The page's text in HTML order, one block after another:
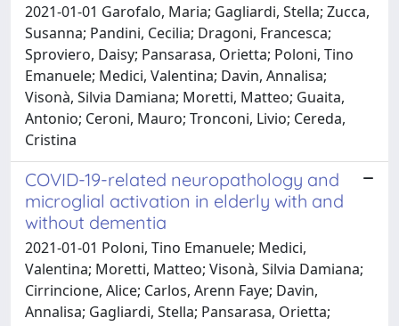
2021-01-01 Garofalo, Maria; Gagliardi, Stella; Zucca,
Susanna; Pandini, Cecilia; Dragoni, Francesca;
Sproviero, Daisy; Pansarasa, Orietta; Poloni, Tino
Emanuele; Medici, Valentina; Davin, Annalisa;
Visonà, Silvia Damiana; Moretti, Matteo; Guaita,
Antonio; Ceroni, Mauro; Tronconi, Livio; Cereda,
Cristina
COVID-19-related neuropathology and
microglial activation in elderly with and
without dementia
2021-01-01 Poloni, Tino Emanuele; Medici,
Valentina; Moretti, Matteo; Visonà, Silvia Damiana;
Cirrincione, Alice; Carlos, Arenn Faye; Davin,
Annalisa; Gagliardi, Stella; Pansarasa, Orietta;